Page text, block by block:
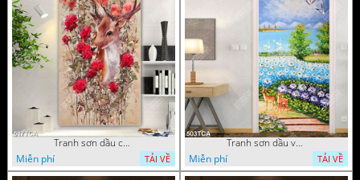
Tranh sơn dầu chú nai trong vườn hoa decor tường in uv
Miễn phí
TẢI VỀ
Tranh sơn dầu vườn hoa bên dòng sông decor tường
Miễn phí
TẢI VỀ